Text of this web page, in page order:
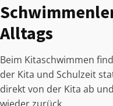
Alltags
Beim Kitaschwimmen
der Kita und Schulzeit
direkt von der Kita ab